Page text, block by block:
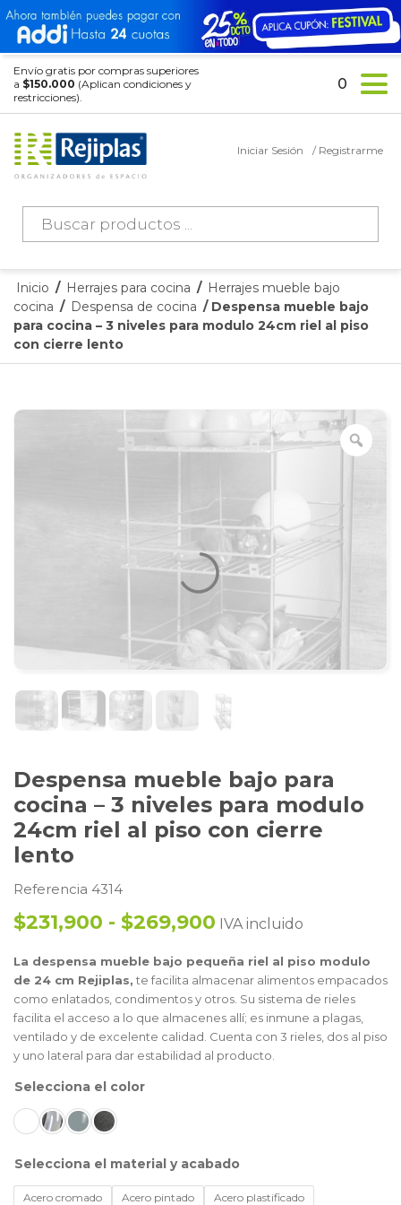
Envío gratis por compras superiores
a $150.000 (Aplican condiciones y
restricciones).
Búsqueda
productos
Iniciar Sesión / Registrarme
0
Inicio / Herrajes para cocina / Herrajes mueble bajo
cocina / Despensa de cocina / Despensa mueble bajo
para cocina – 3 niveles para modulo 24cm riel al piso
con cierre lento
Despensa mueble bajo para
cocina – 3 niveles para modulo
24cm riel al piso con cierre
lento
Referencia 4314
$231,900 - $269,900 IVA incluido
La despensa mueble bajo pequeña riel al piso modulo
de 24 cm Rejiplas, te facilita almacenar alimentos empacados
como enlatados, condimentos y otros. Su sistema de rieles
facilita el acceso a lo que almacenes allí; es inmune a plagas,
ventilado y de excelente calidad. Cuenta con 3 rieles, dos al piso
y uno lateral para dar estabilidad al producto.
color
material y acabado
Acero cromado Acero pintado Acero plastificado